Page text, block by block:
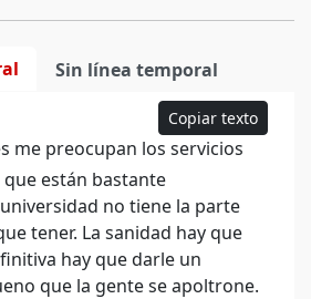
Sin línea temporal
Copiar texto
me preocupan los servicios
que están bastante
no tiene la parte
tener. La sanidad hay que
hay que darle un
que la gente se apoltrone.